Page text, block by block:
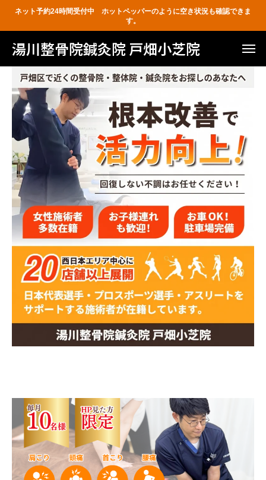
ネット予約24時間受付中 ホットペッパーのように空き状況も確認できま
す。
湯川整骨院鍼灸院 戸畑小芝院